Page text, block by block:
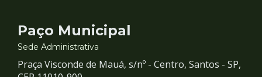
Contato
e
Paço Municipal
Sede Administrativa
Praça Visconde de Mauá, s/nº - Centro, Santos - SP,